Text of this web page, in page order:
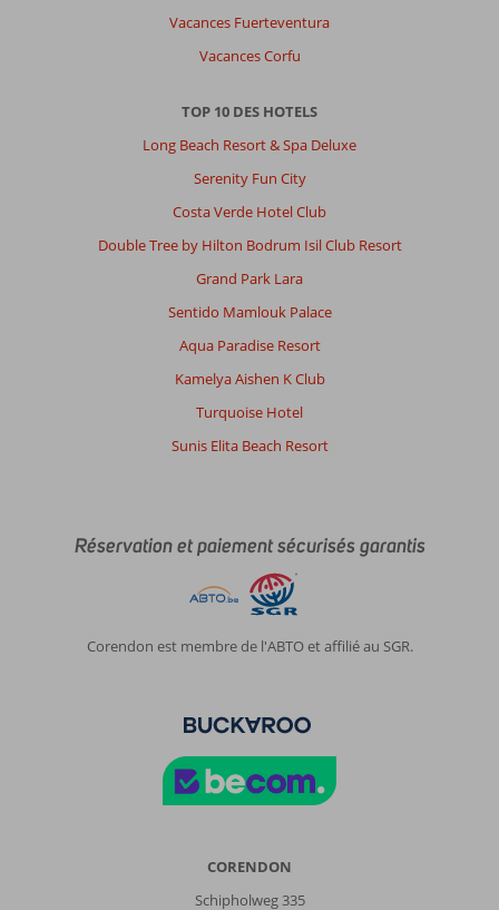
Vacances Fuerteventura
Vacances Corfu
TOP 10 DES HOTELS
Long Beach Resort & Spa Deluxe
Serenity Fun City
Costa Verde Hotel Club
Double Tree by Hilton Bodrum Isil Club Resort
Grand Park Lara
Sentido Mamlouk Palace
Aqua Paradise Resort
Kamelya Aishen K Club
Turquoise Hotel
Sunis Elita Beach Resort
Réservation et paiement sécurisés garantis
Corendon est membre de l'ABTO et affilié au SGR.
CORENDON
Schipholweg 335